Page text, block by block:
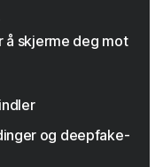
skjerme deg mot
og deepfake-